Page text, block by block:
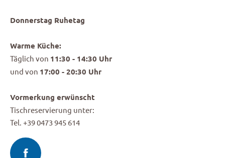
Donnerstag Ruhetag
Warme Küche:
Täglich von 11:30 - 14:30 Uhr
und von 17:00 - 20:30 Uhr
Vormerkung erwünscht
Tischreservierung unter:
Tel. +39 0473 945 614